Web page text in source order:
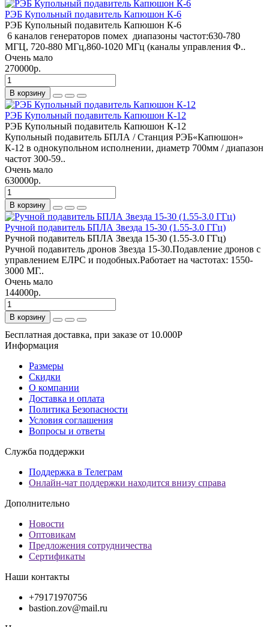
РЭБ Купольный подавитель Капюшон К-6
РЭБ Купольный подавитель Капюшон К-6
6 каналов генераторов помех диапазоны частот:630-780
МГЦ, 720-880 МГц,860-1020 МГц (каналы управления Ф..
Очень мало
270000р.
В корзину
РЭБ Купольный подавитель Капюшон К-12
РЭБ Купольный подавитель Капюшон К-12
Купольный подавитель БПЛА / Станция РЭБ«Капюшон»
К-12 в однокупольном исполнении, диаметр 700мм / диапазон
частот 300-59..
Очень мало
630000р.
В корзину
Ручной подавитель БПЛА Звезда 15-30 (1.55-3.0 ГГц)
Ручной подавитель БПЛА Звезда 15-30 (1.55-3.0 ГГц)
Ручной подавитель дронов Звезда 15-30.Подавление дронов с
управлением ЕЛРС и подобных.Работает на частотах: 1550-
3000 МГ..
Очень мало
144000р.
В корзину
Бесплатная доставка, при заказе от 10.000Р
Информация
Размеры
Скидки
О компании
Доставка и оплата
Политика Безопасности
Условия соглашения
Вопросы и ответы
Служба поддержки
Поддержка в Телеграм
Онлайн-чат поддержки находится внизу справа
Дополнительно
Новости
Оптовикам
Предложения сотрудничества
Сертификаты
Наши контакты
+79171970756
bastion.zov@mail.ru